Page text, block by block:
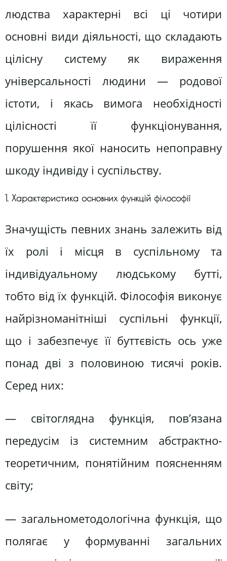
людства характерні всі ці чотири
основні види діяльності, що складають
цілісну систему як вираження
універсальності людини — родової
істоти, і якась вимога необхідності
цілісності її функціонування,
порушення якої наносить непоправну
шкоду індивіду і суспільству.
1. Характеристика основних функцій філософії
Значущість певних знань залежить від
їх ролі і місця в суспільному та
індивідуальному людському бутті,
тобто від їх функцій. Філософія виконує
найрізноманітніші суспільні функції,
що і забезпечує її буттєвість ось уже
понад дві з половиною тисячі років.
Серед них:
— світоглядна функція, пов’язана
передусім із системним абстрактно-
теоретичним, понятійним поясненням
світу;
— загальнометодологічна функція, що
полягає у формуванні загальних